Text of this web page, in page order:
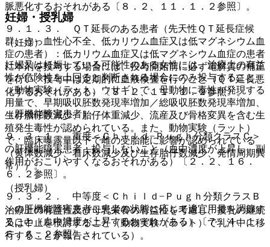
妊婦・授乳婦
（妊婦）
妊婦又は妊娠している可能性のある女性には、治療上の有益
性が危険性を上回ると判断される場合にのみ投与すること
（動物実験（ラット、ウサギ）で、母動物に毒性が発現する
用量で、早期吸収胚数発現率増加／総吸収胚数発現率増加、
生存胎仔数減少、胎仔体重減少、流産及び骨格変異を含む生
殖発生毒性が認められている。また、動物実験（ラット）
で、臨床曝露量以下で雌の受胎能に影響が認められている
（黄体数減少、着床数減少及び生存胎仔数減少、発情周期異
常））。
（授乳婦）
治療上の有益性及び母乳栄養の有益性を考慮し、授乳の継続
又は中止を検討すること（動物実験（ラット）で乳汁中に移
行することが報告されている）。
脈悪化するおそれがある〔８．２、１１．１．２参照〕。
９．１．３． ＱＴ延長のある患者（先天性ＱＴ延長症候
群、うっ血性心不全、低カリウム血症又は低マグネシウム血
症の患者）：低カリウム血症又は低マグネシウム血症の患者
に本剤を投与する場合には、投与開始前に必ず電解質の補正
を行い、投与中は定期的に血液検査を行うこと（ＱＴ延長悪
化するおそれがある）〔８．２、１１．１．２参照〕。
（肝機能障害患者）
９．３．１． 重度＜Ｃｈｉｌｄ−Ｐｕｇｈ分類クラスＣ＞
の肝機能障害患者：投与しないこと（血中濃度が上昇し、副
作用がおこりやすくなるおそれがある）〔２．２、１６．
６．２参照〕。
９．３．２． 中等度＜Ｃｈｉｌｄ−Ｐｕｇｈ分類クラスＢ
＞の肝機能障害患者：患者の状態に応じて適宜用量を調節す
ること（血中濃度が上昇するおそれがある）〔７．４、１
６．６．２参照〕。